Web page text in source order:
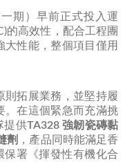
期）早前正式投入運
的高效性，配合工程團
大性能，整個項目僅用
則拓展業務，並堅持履
。在這個緊急而充滿挑
提供TA328強韌瓷磚黏
劑 ，產品同時能滿足香
署《揮發性有機化合